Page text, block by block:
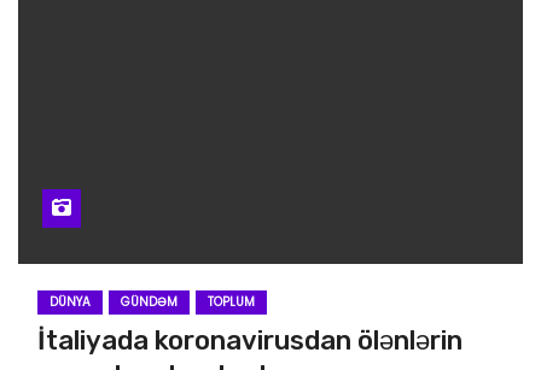
DÜNYA GÜNDƏM TOPLUM
İtaliyada koronavirusdan ölənlərin